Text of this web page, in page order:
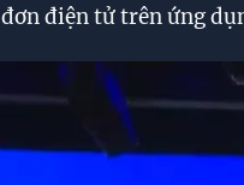
đơn điện tử trên ứng